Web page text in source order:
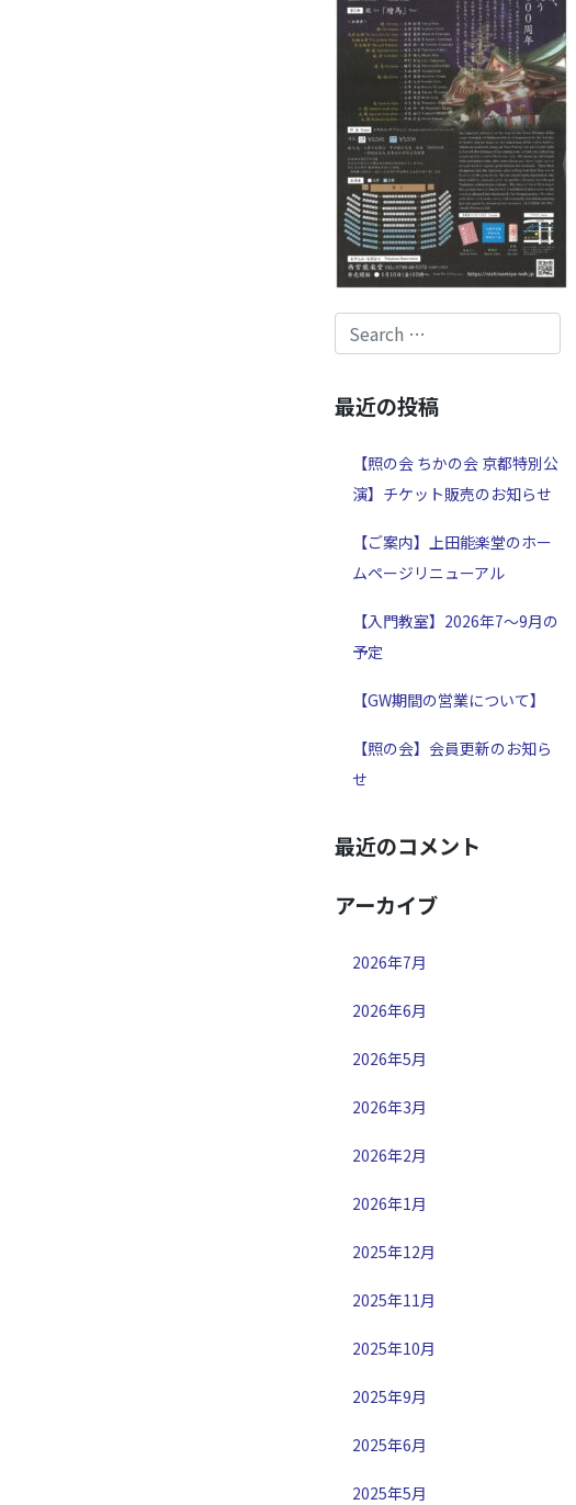
最近の投稿
【照の会 ちかの会 京都特別公
演】チケット販売のお知らせ
【ご案内】上田能楽堂のホー
ムページリニューアル
【入門教室】2026年7～9月の
予定
【GW期間の営業について】
【照の会】会員更新のお知ら
せ
最近のコメント
アーカイブ
2026年7月
2026年6月
2026年5月
2026年3月
2026年2月
2026年1月
2025年12月
2025年11月
2025年10月
2025年9月
2025年6月
2025年5月